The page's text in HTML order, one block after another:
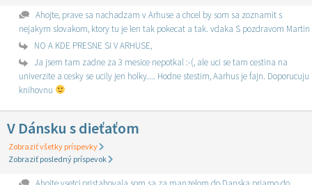
Ahojte, prave sa nachadzam v Arhuse a chcel by som sa zoznamit s
nejakym slovakom, ktory tu je len tak pokecat a tak. vdaka S pozdravom Martin
NO A KDE PRESNE SI V ARHUSE,
Ja jsem tam zadne za 3 mesice nepotkal :-(, ale uci se tam cestina na
univerzite a cesky se ucily jen holky.... Hodne stestim, Aarhus je fajn. Doporucuju
knihovnu
V Dánsku s dieťaťom
Zobraziť všetky príspevky
Zobraziť posledný príspevok